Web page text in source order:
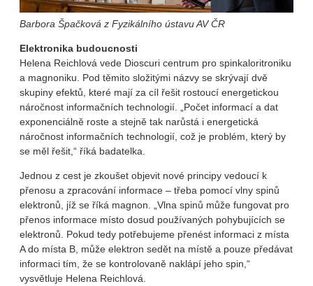
Barbora Špačková z Fyzikálního ústavu AV ČR
Elektronika budoucnosti
Helena Reichlová vede Dioscuri centrum pro spinkaloritroniku
a magnoniku. Pod těmito složitými názvy se skrývají dvě
skupiny efektů, které mají za cíl řešit rostoucí energetickou
náročnost informačních technologií. „Počet informací a dat
exponenciálně roste a stejně tak narůstá i energetická
náročnost informačních technologií, což je problém, který by
se měl řešit,“ říká badatelka.
Jednou z cest je zkoušet objevit nové principy vedoucí k
přenosu a zpracování informace – třeba pomocí vlny spinů
elektronů, jíž se říká magnon. „Vlna spinů může fungovat pro
přenos informace místo dosud používaných pohybujících se
elektronů. Pokud tedy potřebujeme přenést informaci z místa
A do místa B, může elektron sedět na místě a pouze předávat
informaci tím, že se kontrolovaně naklápí jeho spin,“
vysvětluje Helena Reichlová.